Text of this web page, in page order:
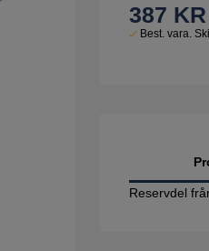
387 KR
Best. vara.
Reservdel